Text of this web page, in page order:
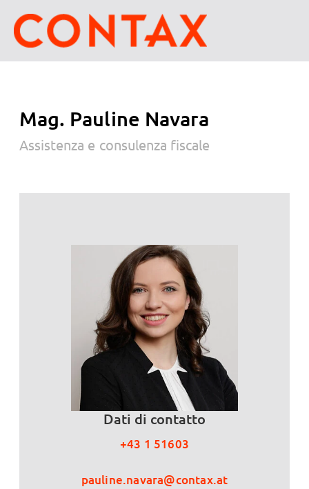
Mag. Pauline Navara
Assistenza e consulenza fiscale
Dati di contatto
+43 1 51603
pauline.navara@contax.at